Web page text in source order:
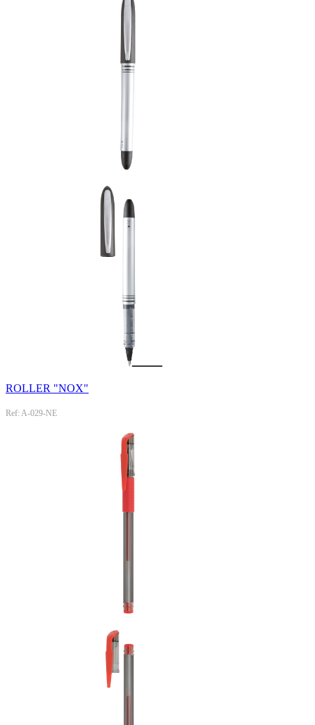
ROLLER "NOX"
Ref: A-029-NE